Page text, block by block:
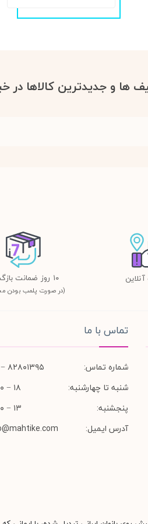
ها و جدیدترین کالاها در
١٠ روز ضمانت بازگشت
(در صورت پلمب بودن
تماس با ما
شماره تماس:
۸۲۸۰۱۳۹۵ − ۰۲۱
شنبه تا چهارشنبه:
۱۸ − ۸:۳۰
پنجشنبه:
۱۳ − ۸:۳۰
آدرس ایمیل: